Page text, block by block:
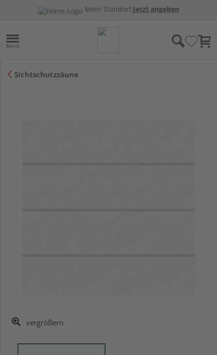
Mein Standort:Jetzt angeben
Sichtschutzzäune
vergrößern